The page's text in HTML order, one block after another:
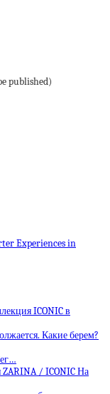
published)
Experiences in
ICONIC в
Какие берем?
ZARINA / ICONIC На